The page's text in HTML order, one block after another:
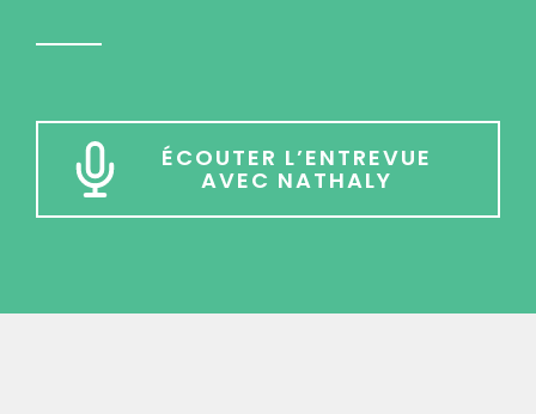
ÉCOUTER L’ENTREVUE
AVEC NATHALY